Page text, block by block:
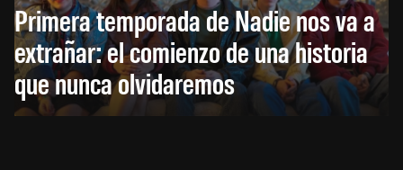
Primera temporada de Nadie nos va a
extrañar: el comienzo de una historia
que nunca olvidaremos